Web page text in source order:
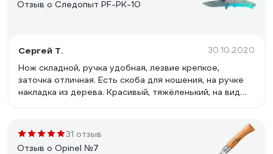
Отзыв о Следопыт PF-PK-10
Сергей Т. 30.10.2020
Нож складной, ручка удобная, лезвие крепкое,
заточка отличная. Есть скоба для ношения, на ручке
накладка из дерева. Красивый, тяжёленький, на вид
31 отзыв
Отзыв о Opinel №7